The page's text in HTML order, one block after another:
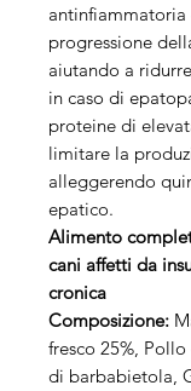
antinfiammatoria
progressione
aiutando a
in caso di
proteine di
limitare la
alleggerendo
epatico.
Alimento
cani affetti da
cronica
Composizione:
fresco 25%,
di barbabietola,